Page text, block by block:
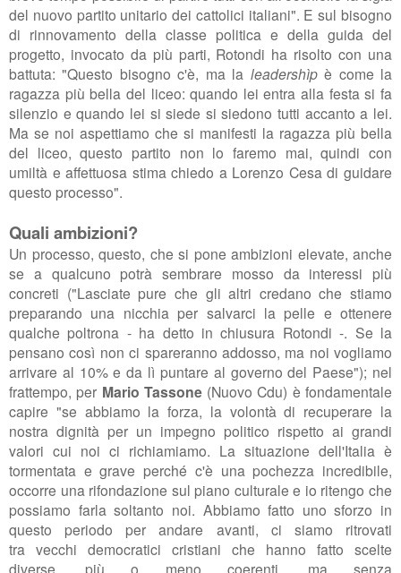
del nuovo partito unitario dei cattolici italiani". E sul bisogno
di rinnovamento della classe politica e della guida del
progetto, invocato da più parti, Rotondi ha risolto con una
battuta: "Questo bisogno c'è, ma la leadershìpè come la
ragazza più bella del liceo:quando lei entra alla festa si fa
silenzio e quando lei si siede si siedono tutti accanto a lei.
Ma se noi aspettiamo che si manifesti la ragazza più bella
del liceo, questo partito non lo faremo mai, quindi con
umiltà e affettuosa stima chiedo a Lorenzo Cesa di guidare
questo processo".
Quali ambizioni?
Un processo, questo, che si pone ambizioni elevate, anche
se a qualcuno potrà sembrare mosso da interessi più
concreti ("Lasciate pure che gli altri credano che stiamo
preparando una nicchia per salvarci la pelle e ottenere
qualche poltrona - ha detto in chiusura Rotondi -. Se la
pensano così non ci spareranno addosso, ma noi vogliamo
arrivare al 10% e da lì puntare al governo del Paese"); nel
frattempo, per Mario Tassone(Nuovo Cdu) è fondamentale
capire "se abbiamo la forza, la volontà di recuperare la
nostra dignità per un impegno politico rispetto ai grandi
valori cui noi ci richiamiamo. La situazione dell'Italia è
tormentata e grave perché c'è una pochezza incredibile,
occorre una rifondazione sul piano culturalee io ritengo che
possiamo farla soltanto noi. Abbiamo fatto uno sforzo in
questo periodo per andare avanti, ci siamo ritrovati
tra vecchi democratici cristiani che hanno fatto scelte
diverse, più o meno coerenti, ma senza